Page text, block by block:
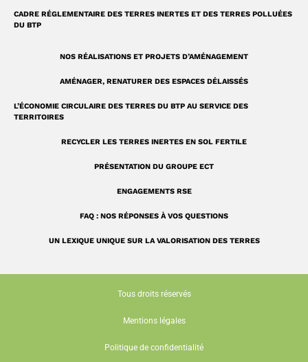
CADRE RÉGLEMENTAIRE DES TERRES INERTES ET DES TERRES POLLUÉES
DU BTP
NOS RÉALISATIONS ET PROJETS D’AMÉNAGEMENT
AMÉNAGER, RENATURER DES ESPACES DÉLAISSÉS
L’ÉCONOMIE CIRCULAIRE DES TERRES DU BTP AU SERVICE DES
TERRITOIRES
RECYCLER LES TERRES INERTES EN SOL FERTILE
PRÉSENTATION DU GROUPE ECT
ENGAGEMENTS RSE
FAQ : NOS RÉPONSES À VOS QUESTIONS
UN LEXIQUE UNIQUE SUR LA VALORISATION DES TERRES
Tous droits réservés
Mentions légales
Politique de confidentialité